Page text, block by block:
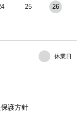
25 26
休業日
護方針